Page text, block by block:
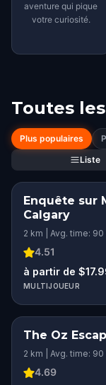
aventure qui pique
votre curiosité.
Toutes
Plus populaires
Liste
Enquête sur
Calgary
2 km | Avg. time: 90
4.51
à partir de
MULTIJOUEUR
The Oz
2 km | Avg. time: 90
4.69